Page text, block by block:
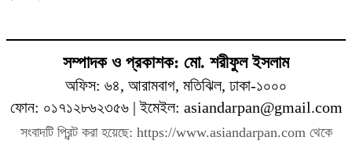
সম্পাদক ও প্রকাশক: মো. শরীফুল ইসলাম
অফিস: ৬৪, আরামবাগ, মতিঝিল, ঢাকা-১০০০
ফোন: ০১৭১২৮৬২৩৫৬ | ইমেইল: asiandarpan@gmail.com
সংবাদটি প্রিন্ট করা হয়েছে: https://www.asiandarpan.com থেকে